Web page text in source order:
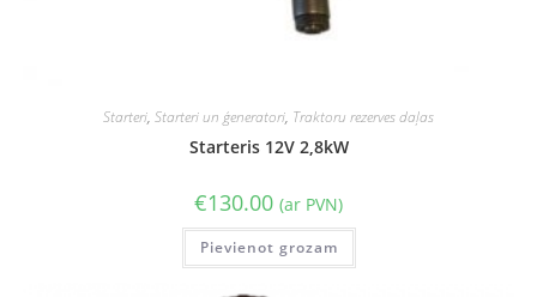
Starteri, Starteri un ģeneratori, Traktoru rezerves daļas
Starteris 12V 2,8kW
€130.00 (ar PVN)
Pievienot grozam